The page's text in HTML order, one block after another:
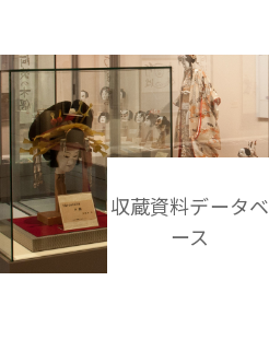
収蔵資料データベ
ース